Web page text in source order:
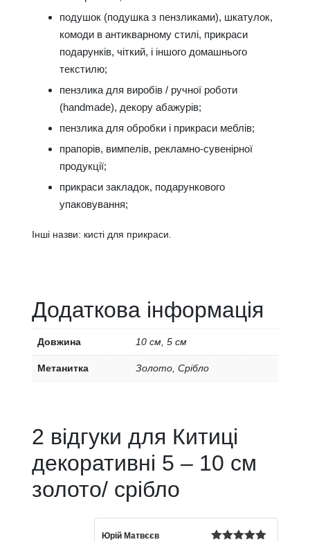
подушок (подушка з пензликами), шкатулок,
комоди в антикварному стилі, прикраси
подарунків, чіткий, і іншого домашнього
текстилю;
пензлика для виробів / ручної роботи
(handmade), декору абажурів;
пензлика для обробки і прикраси меблів;
прапорів, вимпелів, рекламно-сувенірної
продукції;
прикраси закладок, подарункового
упаковування;
Інші назви: кисті для прикраси.
Додаткова інформація
Довжина 10 см, 5 см
Метанитка Золото, Срібло
2 відгуки для Китиці
декоративні 5 – 10 см
золото/ срібло
Юрій Матвєєв